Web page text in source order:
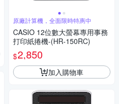
原廠計算機，全面限時特惠中
CASIO 12位數大螢幕專用事務
打印紙捲機-(HR-150RC)
$2,850
加入購物車